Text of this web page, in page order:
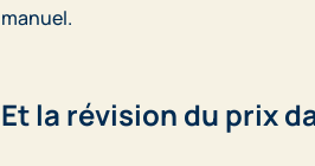
manuel.
Et la révision du prix